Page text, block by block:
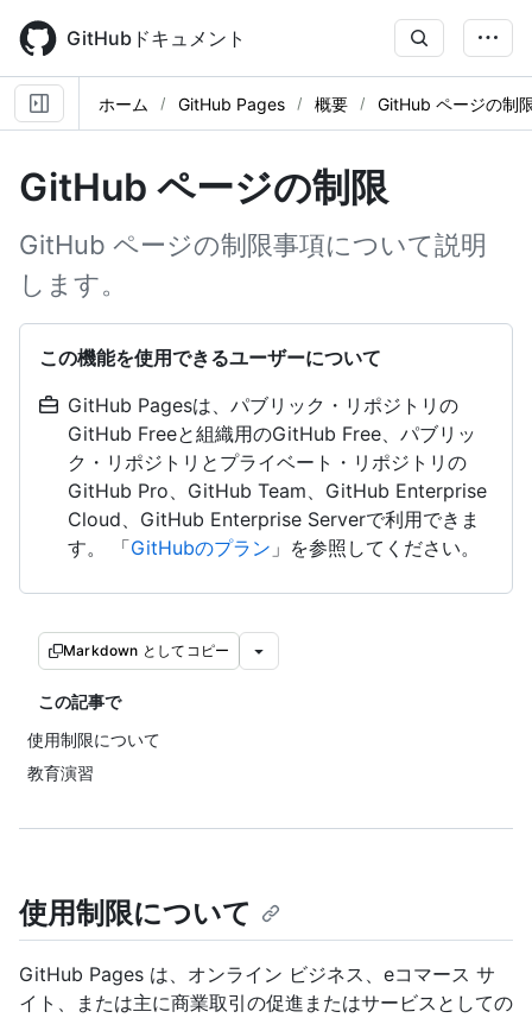
main
content
GitHubドキュメント
ホーム GitHub Pages 概要 GitHub ページの制
GitHub ページの制限
GitHub ページの制限事項について説明
します。
この機能を使用できるユーザーについて
GitHub Pagesは、パブリック・リポジトリの
GitHub Freeと組織用のGitHub Free、パブリッ
ク・リポジトリとプライベート・リポジトリの
GitHub Pro、GitHub Team、GitHub Enterprise
Cloud、GitHub Enterprise Serverで利用できま
す。 「GitHubのプラン 」を参照してください。
Markdown としてコピー
この記事で
使用制限について
教育演習
使用制限について
GitHub Pages は、オンライン ビジネス、eコマース サ
イト、または主に商業取引の促進またはサービスとしての